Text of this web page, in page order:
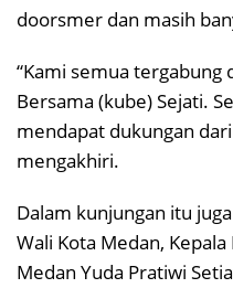
doorsmer dan masih
“Kami semua tergabung
Bersama (kube) Sejati.
mendapat dukungan
mengakhiri.
Dalam kunjungan itu
Wali Kota Medan,
Medan Yuda Pratiwi